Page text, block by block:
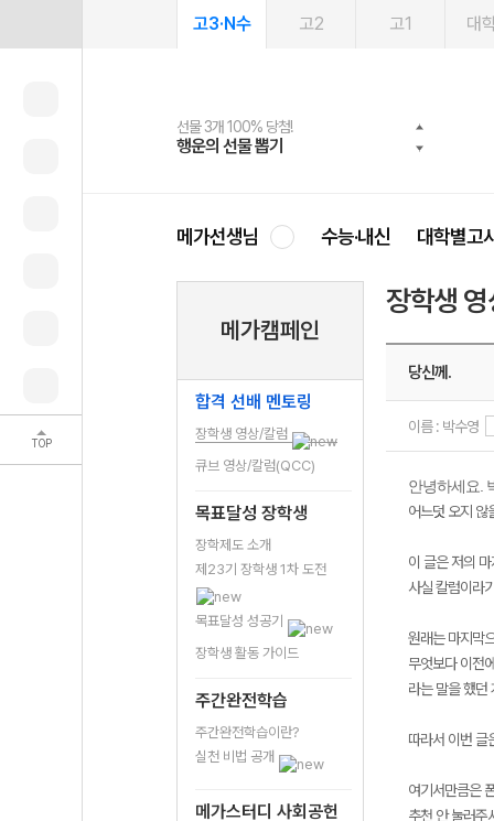
TOP
고3·N수 고2 고1 대
선물 3개 100% 당첨!
행운의 선물 뽑기
선물 100% 증정!
메가스터디 X 올리브
2027 러셀 단과
강사 공개선발
스마트러닝앱
설문 EVENT
메가패스
3일 무료 체험권
메가패스 수강생 무료혜택!
메가클럽 멤버십
사회공헌 캠페인
희망이룸 메가나눔
메가선생님 수능·내신 대학별고
메가캠페인
합격 선배 멘토링
장학생 영상/칼럼
큐브 영상/칼럼(QCC)
목표달성 장학생
장학제도 소개
제23기 장학생 1차 도전
목표달성 성공기
장학생 활동 가이드
주간완전학습
주간완전학습이란?
실천 비법 공개
메가스터디 사회공헌
장학생
당신께.
이름 : 박수영
안녕하세요.
어느덧 오지 않
이 글은 저의
사실 칼럼이라
원래는 마지막
무엇보다 이전
라는 말을 했던
따라서 이번 글
여기서만큼은
추천 안 눌러주